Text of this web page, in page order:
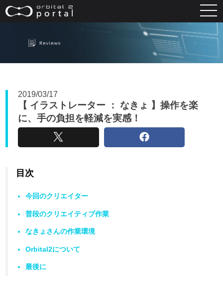
レビュー
2019/03/17
【 イラストレーター ： なきょ 】操作を楽
に、手の負担を軽減を実感！
目次
今回のクリエイター
普段のクリエイティブ作業
なきょさんの作業環境
Orbital2について
最後に